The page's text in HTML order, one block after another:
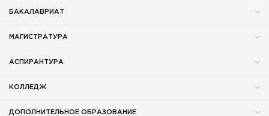
БАКАЛАВРИАТ
МАГИСТРАТУРА
АСПИРАНТУРА
КОЛЛЕДЖ
ДОПОЛНИТЕЛЬНОЕ ОБРАЗОВАНИЕ